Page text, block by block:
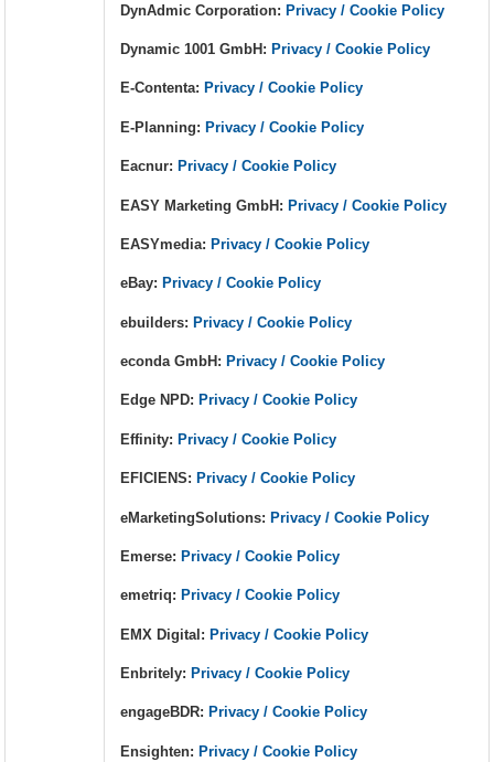
DynAdmic Corporation:Privacy / Cookie Policy
Dynamic 1001 GmbH: Privacy / Cookie Policy
E-Contenta: Privacy / Cookie Policy
E-Planning: Privacy / Cookie Policy
Eacnur: Privacy / Cookie Policy
EASY Marketing GmbH:Privacy / Cookie Policy
EASYmedia: Privacy / Cookie Policy
eBay: Privacy / Cookie Policy
ebuilders:Privacy / Cookie Policy
econda GmbH: Privacy / Cookie Policy
Edge NPD: Privacy / Cookie Policy
Effinity: Privacy / Cookie Policy
EFICIENS: Privacy / Cookie Policy
eMarketingSolutions:Privacy / Cookie Policy
Emerse: Privacy / Cookie Policy
emetriq: Privacy / Cookie Policy
EMX Digital:Privacy / Cookie Policy
Enbritely: Privacy / Cookie Policy
engageBDR: Privacy / Cookie Policy
Ensighten: Privacy / Cookie Policy